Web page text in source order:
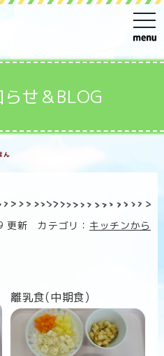
t
o
g
n
せ＆BLOG
ん
更新 カテゴリ： キッチンから
離乳食(中期食)